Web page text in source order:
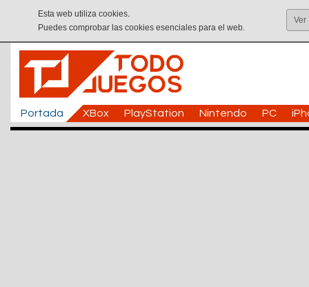
Esta web utiliza cookies.
Puedes comprobar las cookies esenciales para el web.
Ver
Portada XBox PlayStation Nintendo PC